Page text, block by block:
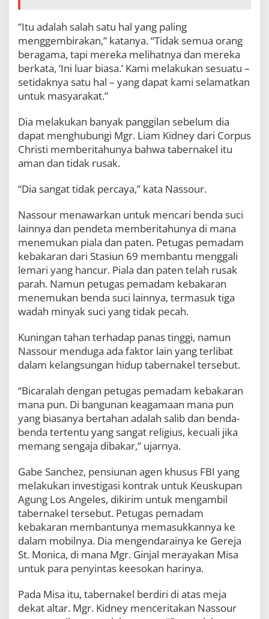
“Itu adalah salah satu hal yang paling
menggembirakan,” katanya. “Tidak semua orang
beragama, tapi mereka melihatnya dan mereka
berkata, ‘Ini luar biasa.’ Kami melakukan sesuatu –
setidaknya satu hal – yang dapat kami selamatkan
untuk masyarakat.”
Dia melakukan banyak panggilan sebelum dia
dapat menghubungi Mgr. Liam Kidney dari Corpus
Christi memberitahunya bahwa tabernakel itu
aman dan tidak rusak.
“Dia sangat tidak percaya,” kata Nassour.
Nassour menawarkan untuk mencari benda suci
lainnya dan pendeta memberitahunya di mana
menemukan piala dan paten. Petugas pemadam
kebakaran dari Stasiun 69 membantu menggali
lemari yang hancur. Piala dan paten telah rusak
parah. Namun petugas pemadam kebakaran
menemukan benda suci lainnya, termasuk tiga
wadah minyak suci yang tidak pecah.
Kuningan tahan terhadap panas tinggi, namun
Nassour menduga ada faktor lain yang terlibat
dalam kelangsungan hidup tabernakel tersebut.
“Bicaralah dengan petugas pemadam kebakaran
mana pun. Di bangunan keagamaan mana pun
yang biasanya bertahan adalah salib dan benda-
benda tertentu yang sangat religius, kecuali jika
memang sengaja dibakar,” ujarnya.
Gabe Sanchez, pensiunan agen khusus FBI yang
melakukan investigasi kontrak untuk Keuskupan
Agung Los Angeles, dikirim untuk mengambil
tabernakel tersebut. Petugas pemadam
kebakaran membantunya memasukkannya ke
dalam mobilnya. Dia mengendarainya ke Gereja
St. Monica, di mana Mgr. Ginjal merayakan Misa
untuk para penyintas keesokan harinya.
Pada Misa itu, tabernakel berdiri di atas meja
dekat altar. Mgr. Kidney menceritakan Nassour